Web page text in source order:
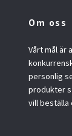
Om oss
Vårt mål är
personlig
produkter
vill beställa